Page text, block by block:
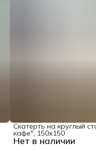
Нет в наличии
Скатерть на круглый
кафе", 150х150